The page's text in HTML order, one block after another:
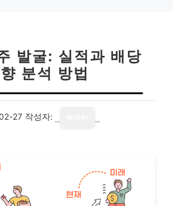
발굴: 실적과 배당
분석 방법
27 작성자: